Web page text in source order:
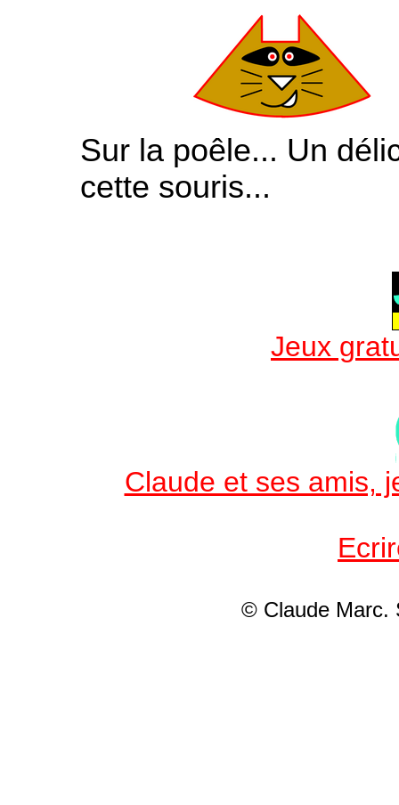
Sur la poêle... Un
cette souris...
Jeux
Claude et ses amis,
© Claude Marc.